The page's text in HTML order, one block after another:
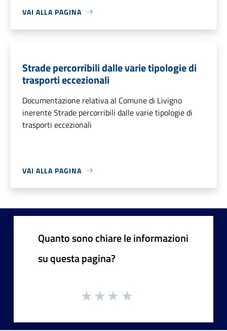
VAI ALLA PAGINA
Strade percorribili dalle varie tipologie di
trasporti eccezionali
Documentazione relativa al Comune di Livigno
inerente Strade percorribili dalle varie tipologie di
trasporti eccezionali
VAI ALLA PAGINA
Quanto sono chiare le informazioni
su questa pagina?